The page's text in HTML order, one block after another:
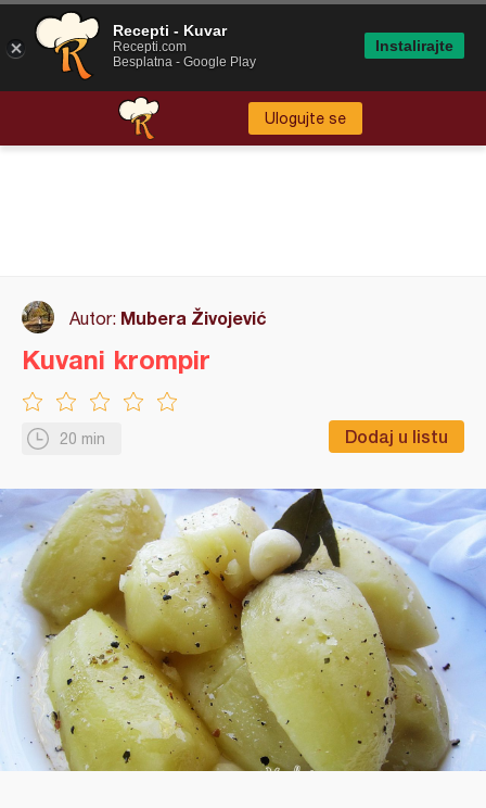
Ulogujte se
Autor: Mubera Živojević
20 min Dodaj u listu
Kuvani krompir
Recepti - Kuvar
Recepti.com
Besplatna - Google Play
Instalirajte